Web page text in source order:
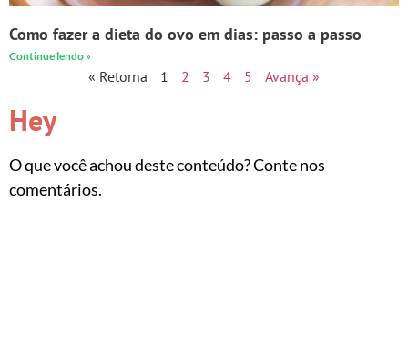
Como fazer a dieta do ovo em dias: passo a passo
Continue lendo »
« Retorna 1 2 3 4 5 Avança »
Hey
O que você achou deste conteúdo? Conte nos
comentários.